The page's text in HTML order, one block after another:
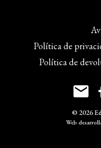
Política de
Política de
© 2026
Web